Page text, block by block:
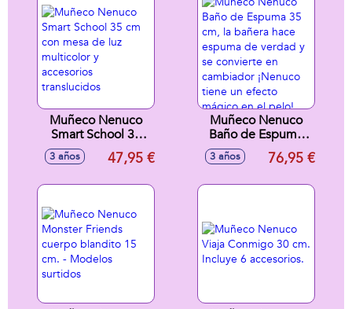
Muñeco Nenuco
Smart School 35
cm con mesa de
luz multicolor y
3 años 47,95 €
Muñeco Nenuco
Baño de Espuma
35 cm, la bañera
hace espuma de
mágico en el pelo!
3 años 76,95 €